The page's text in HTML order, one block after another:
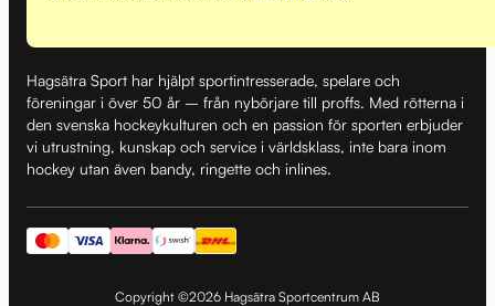
Hagsätra Sport har hjälpt sportintresserade, spelare och
föreningar i över 50 år – från nybörjare till proffs. Med rötterna i
den svenska hockeykulturen och en passion för sporten erbjuder
vi utrustning, kunskap och service i världsklass, inte bara inom
hockey utan även bandy, ringette och inlines.
Copyright ©2026 Hagsätra Sportcentrum AB